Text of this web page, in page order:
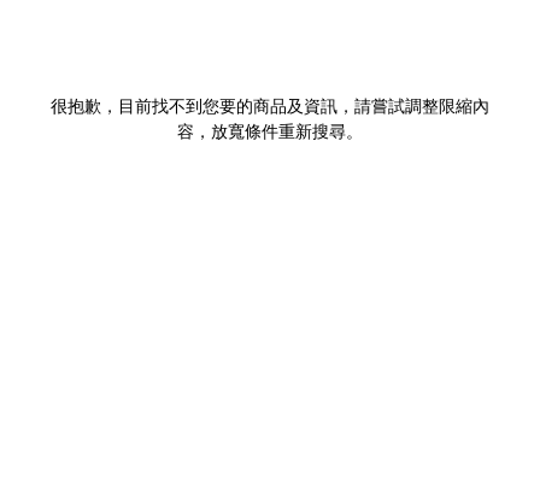
很抱歉，目前找不到您要的商品及資訊，請嘗試調整限縮內
容，放寬條件重新搜尋。